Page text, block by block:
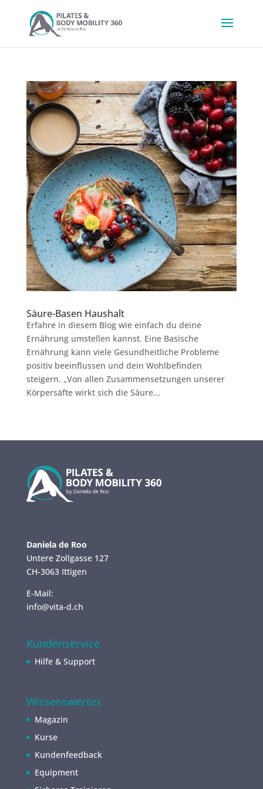
Säure-Basen Haushalt
Erfahre in diesem Blog wie einfach du deine
Ernährung umstellen kannst. Eine Basische
Ernährung kann viele Gesundheitliche Probleme
positiv beeinflussen und dein Wohlbefinden
steigern. „Von allen Zusammensetzungen unserer
Körpersäfte wirkt sich die Säure...
Daniela de Roo
Untere Zollgasse 127
CH-3063 Ittigen
E-Mail:
info@vita-d.ch
Kundenservice
Hilfe & Support
Wissenswertes
Magazin
Kurse
Kundenfeedback
Equipment